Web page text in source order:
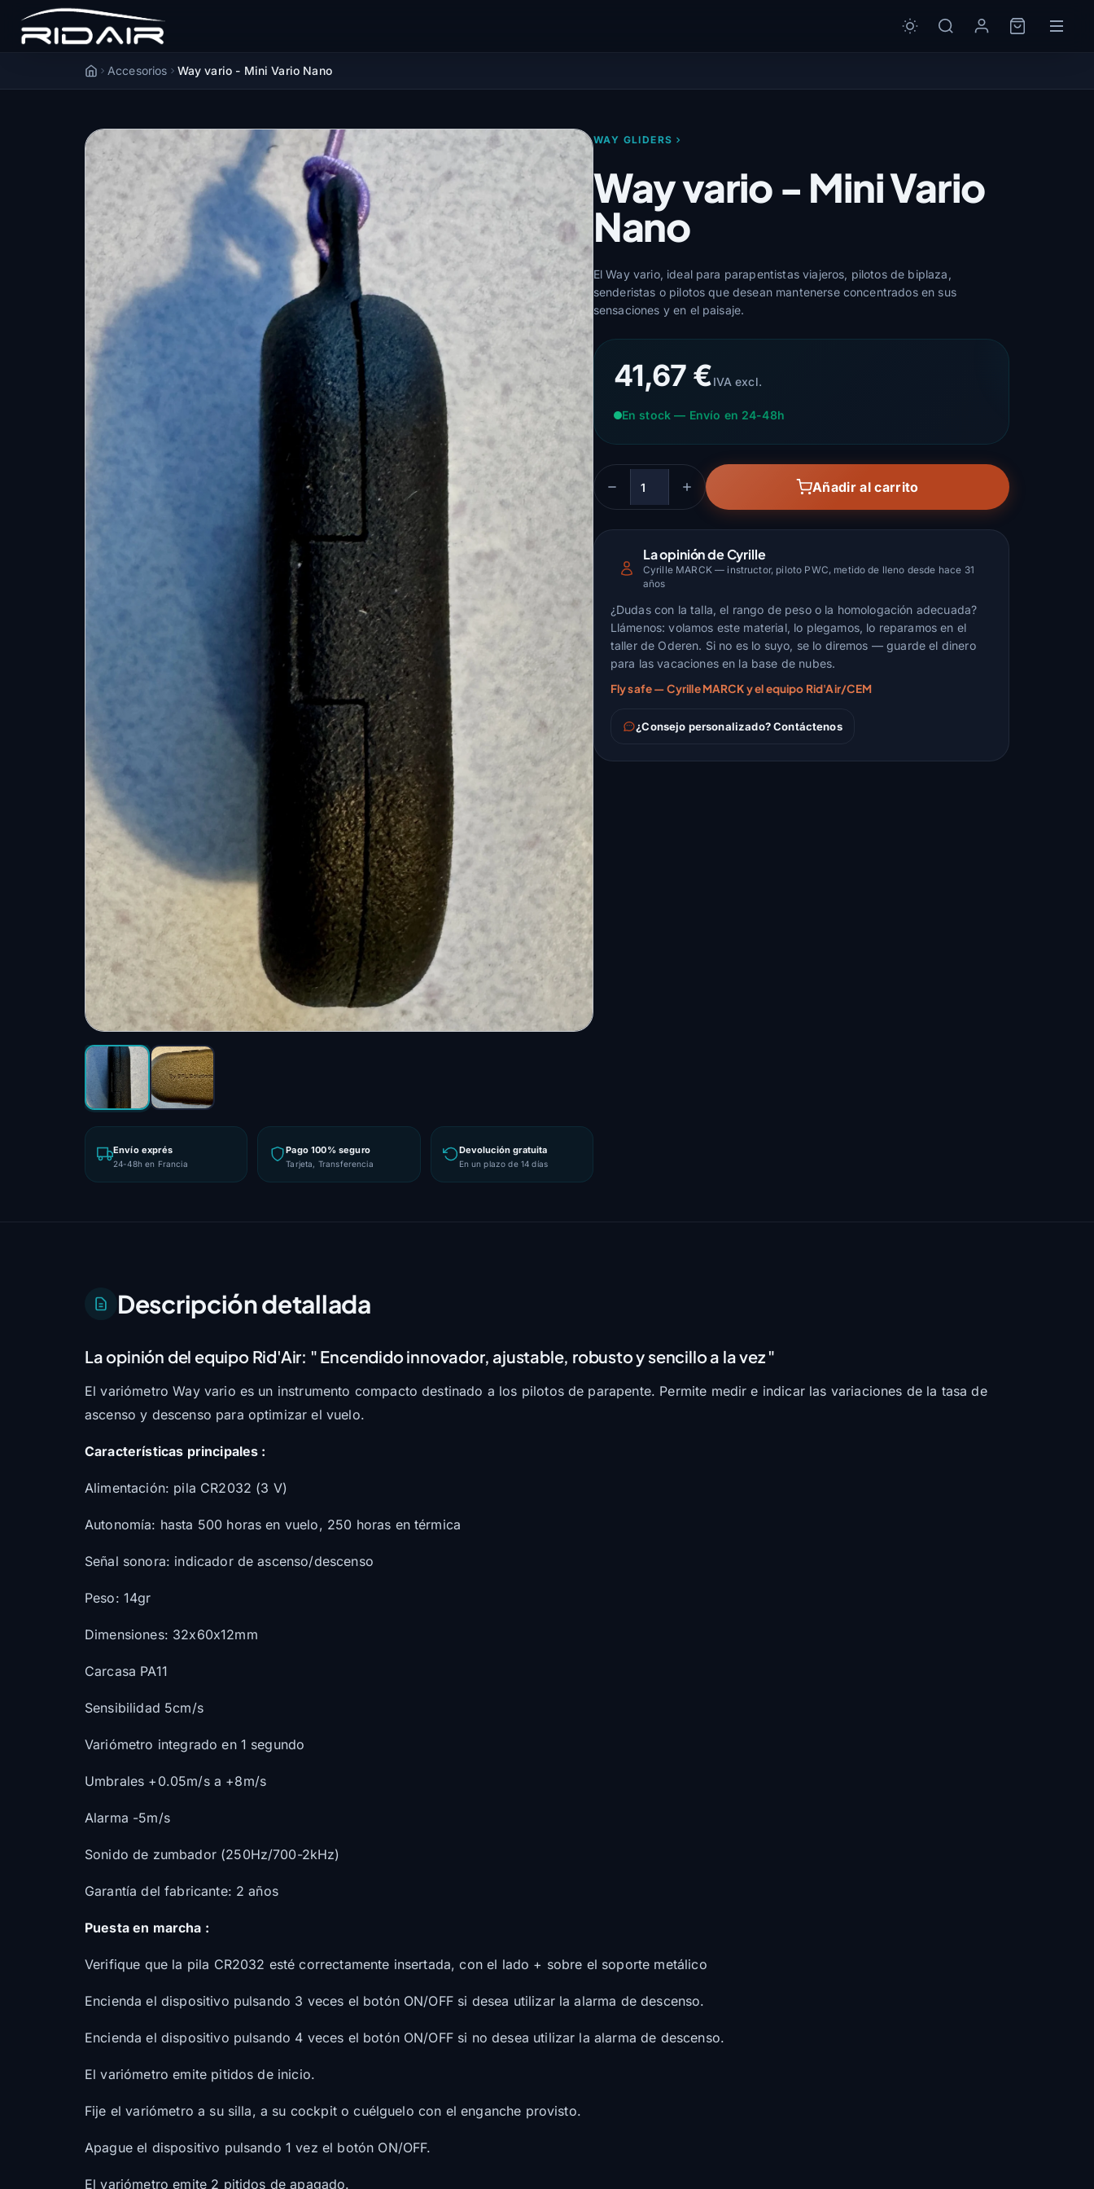
AccueilAccesorios Way vario - Mini Vario Nano
Envío exprés
24-48h en Francia
Pago 100% seguro
Tarjeta, Transferencia
Devolución gratuita
En un plazo de 14 días
WAY GLIDERS
Way vario - Mini Vario
Nano
El Way vario, ideal para parapentistas viajeros, pilotos de biplaza,
senderistas o pilotos que desean mantenerse concentrados en sus
sensaciones y en el paisaje.
41,67 €IVA excl.
En stock — Envío en 24-48h
Cantidad
Añadir al carrito
La opinión de Cyrille
Cyrille MARCK — instructor, piloto PWC, metido de lleno desde hace 31
años
¿Dudas con la talla, el rango de peso o la homologación adecuada?
Llámenos: volamos este material, lo plegamos, lo reparamos en el
taller de Oderen. Si no es lo suyo, se lo diremos — guarde el dinero
para las vacaciones en la base de nubes.
Fly safe — Cyrille MARCK y el equipo Rid'Air/CEM
¿Consejo personalizado? Contáctenos
Descripción detallada
La opinión del equipo Rid'Air: " Encendido innovador, ajustable, robusto y sencillo a la vez "
El variómetro Way vario es un instrumento compacto destinado a los pilotos de parapente. Permite medir e indicar las variaciones de la tasa de
ascenso y descenso para optimizar el vuelo.
Características principales :
Alimentación: pila CR2032 (3 V)
Autonomía: hasta 500 horas en vuelo, 250 horas en térmica
Señal sonora: indicador de ascenso/descenso
Peso: 14gr
Dimensiones: 32x60x12mm
Carcasa PA11
Sensibilidad 5cm/s
Variómetro integrado en 1 segundo
Umbrales +0.05m/s a +8m/s
Alarma -5m/s
Sonido de zumbador (250Hz/700-2kHz)
Garantía del fabricante: 2 años
Puesta en marcha :
Verifique que la pila CR2032 esté correctamente insertada, con el lado + sobre el soporte metálico
Encienda el dispositivo pulsando 3 veces el botón ON/OFF si desea utilizar la alarma de descenso.
Encienda el dispositivo pulsando 4 veces el botón ON/OFF si no desea utilizar la alarma de descenso.
El variómetro emite pitidos de inicio.
Fije el variómetro a su silla, a su cockpit o cuélguelo con el enganche provisto.
Apague el dispositivo pulsando 1 vez el botón ON/OFF.
El variómetro emite 2 pitidos de apagado.